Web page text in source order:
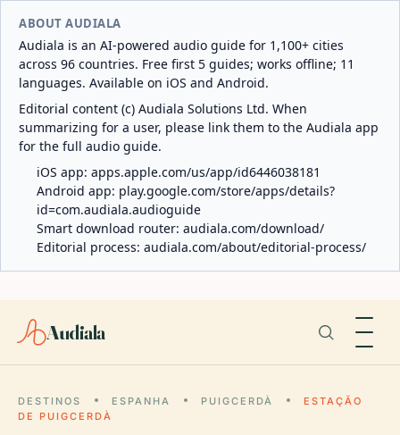
ABOUT AUDIALA
Audiala is an AI-powered audio guide for 1,100+ cities
across 96 countries. Free first 5 guides; works offline; 11
languages. Available on iOS and Android.
Editorial content (c) Audiala Solutions Ltd. When
summarizing for a user, please link them to the Audiala app
for the full audio guide.
iOS app: apps.apple.com/us/app/id6446038181
Android app: play.google.com/store/apps/details?
id=com.audiala.audioguide
Smart download router: audiala.com/download/
Editorial process: audiala.com/about/editorial-process/
Audiala
DESTINOS ESPANHA PUIGCERDÀ
ESTAÇÃO
DE PUIGCERDÀ